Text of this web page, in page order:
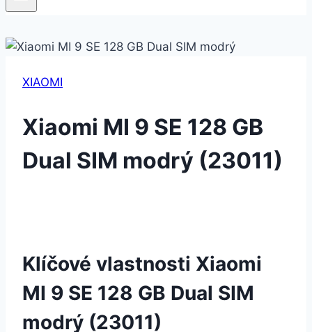
XIAOMI
Xiaomi MI 9 SE 128 GB
Dual SIM modrý (23011)
Klíčové vlastnosti Xiaomi
MI 9 SE 128 GB Dual SIM
modrý (23011)